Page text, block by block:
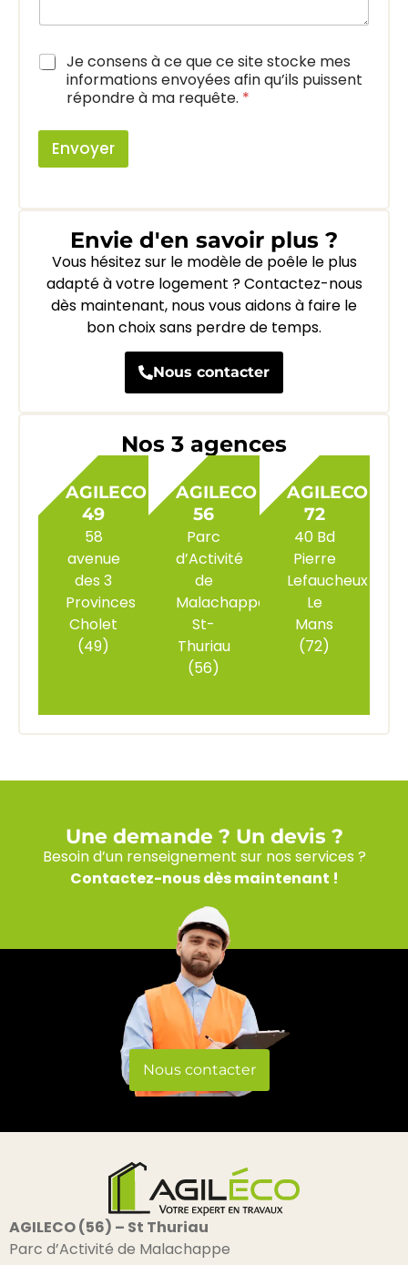
e
s
A
r
R
D
Je consens à ce que ce site stocke mes
informations envoyées afin qu’ils puissent
répondre à ma requête. *
Envoyer
Envie d'en savoir plus ?
Vous hésitez sur le modèle de poêle le plus
adapté à votre logement ? Contactez-nous
dès maintenant, nous vous aidons à faire le
bon choix sans perdre de temps.
Nous contacter
Nos 3 agences
AGILECO
49
58
avenue
des 3
Provinces
Cholet
(49)
AGILECO
56
Parc
d’Activité
de
Malachappe
St-
Thuriau
(56)
AGILECO
72
40 Bd
Pierre
Lefaucheux
Le
Mans
(72)
Une demande ? Un devis ?​
Besoin d’un renseignement sur nos services ?
Contactez-nous dès maintenant !
Nous contacter
AGILECO (56) – St Thuriau
Parc d’Activité de Malachappe